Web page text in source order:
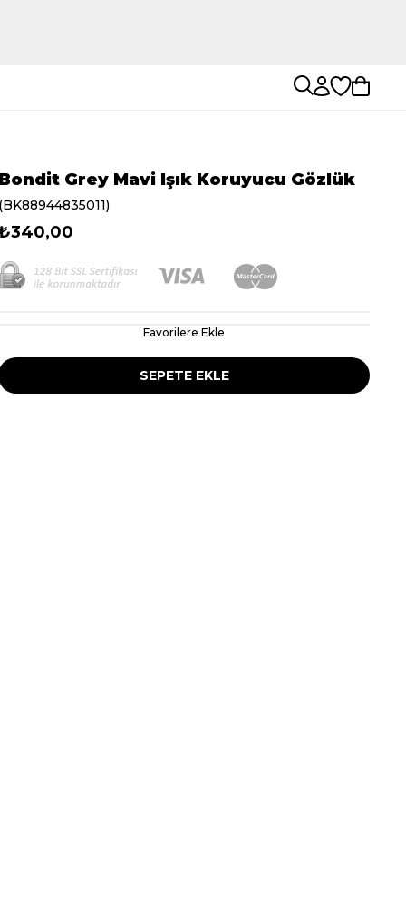
Bondit Grey Mavi Işık Koruyucu Gözlük
(BK88944835011)
Favorilere Ekle